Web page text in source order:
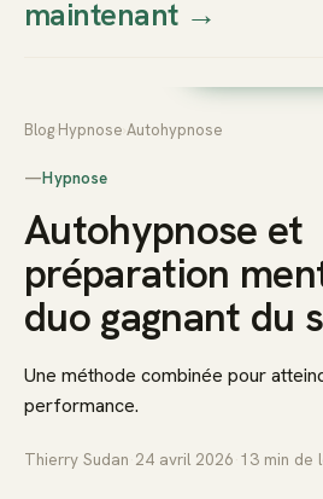
Thierry
Prendre
maintenant→
Blog Hypnose Autohypnose
—Hypnose
Autohypnose et
préparation
duo gagnant du
Une méthode combinée pour
performance.
Thierry Sudan 24 avril 2026 13 min de